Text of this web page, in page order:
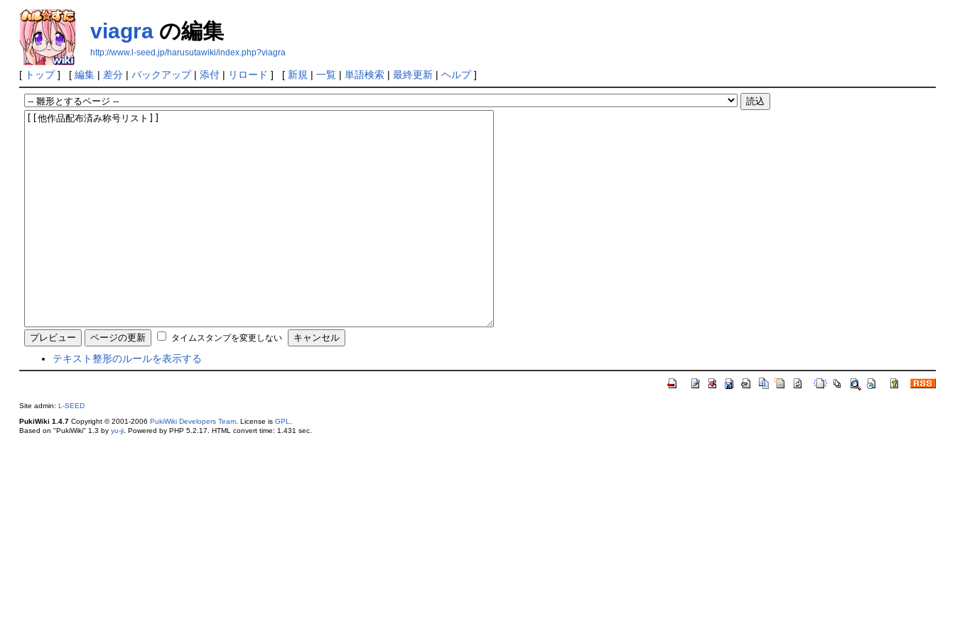
viagraの編集
http://www.l-seed.jp/harusutawiki/index.php?viagra
[ トップ] [ 編集| 差分| バックアップ| 添付| リロード ] [ 新規 | 一覧| 単語検索| 最終更新| ヘルプ]
タイムスタンプを変更しない
テキスト整形のルールを表示する
Site admin: L-SEED
PukiWiki 1.4.7Copyright © 2001-2006 PukiWiki Developers Team. License is GPL
Based on "PukiWiki" 1.3 by yu-ji. Powered by PHP 5.2.17. HTML convert time: 1.431 sec.